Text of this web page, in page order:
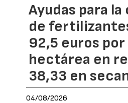
Ayudas para
de
92,5 euros por
hectárea en
38,33 en
04/08/2026